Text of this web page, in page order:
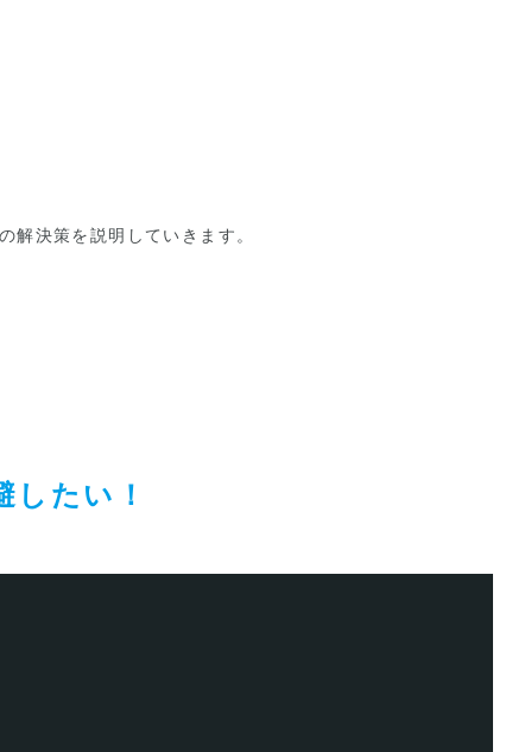
決策を説明していきます。
たい！